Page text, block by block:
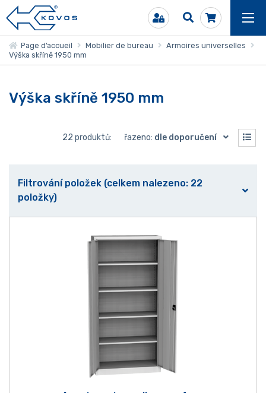
Page d’accueil Mobilier de bureau
Armoires universelles
Výška skříně 1950 mm
Výška skříně 1950 mm
22 produktů: řazeno: dle doporučení
Filtrování položek (celkem nalezeno: 22
položky)